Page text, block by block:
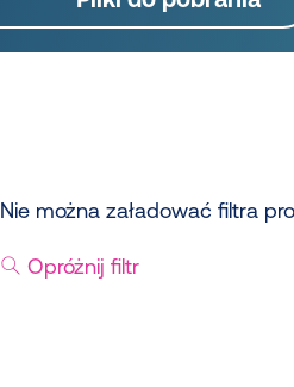
Nie można załadować filtra
Opróżnij filtr